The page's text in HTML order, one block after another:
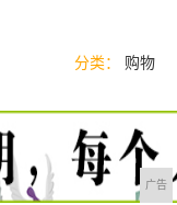
分类： 购物
广告